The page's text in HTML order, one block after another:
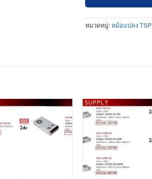
หมวดหมู่: หม้อแปลง TSP